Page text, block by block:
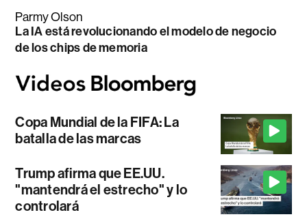
Parmy Olson
La IA está revolucionando el modelo de negocio
de los chips de memoria
Copa Mundial de la FIFA: La
batalla de las marcas
Trump afirma que EE.UU.
"mantendrá el estrecho" y lo
controlará